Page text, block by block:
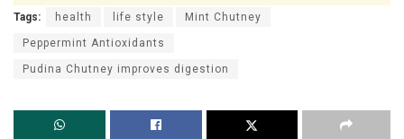
Tags: health life style Mint Chutney
Peppermint Antioxidants
Pudina Chutney improves digestion